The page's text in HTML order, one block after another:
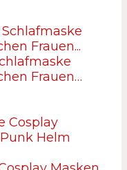
Frauen…